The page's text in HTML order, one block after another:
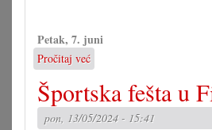
Petak, 7. juni
Pročitaj već
Hrvatski
centar:
Ulična
fešta
Športska fešta u
pon, 13/05/2024 - 15:41